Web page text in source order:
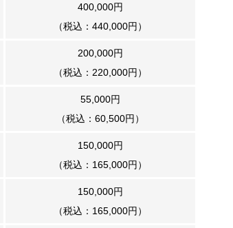
400,000円
（税込：440,000円）
200,000円
（税込：220,000円）
55,000円
（税込：60,500円）
150,000円
（税込：165,000円）
150,000円
（税込：165,000円）